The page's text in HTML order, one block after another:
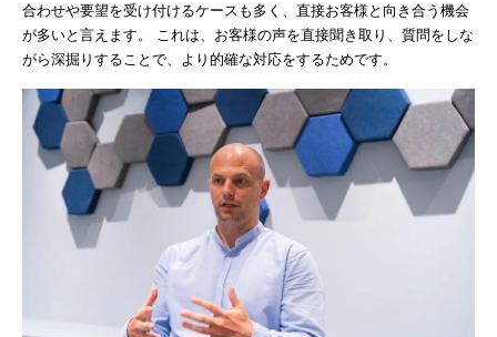
合わせや要望を受け付けるケースも多く、直接お客様と向き合う機会
が多いと言えます。 これは、お客様の声を直接聞き取り、質問をしな
がら深掘りすることで、より的確な対応をするためです。